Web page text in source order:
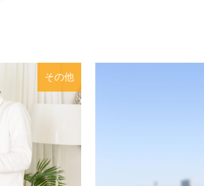
その他